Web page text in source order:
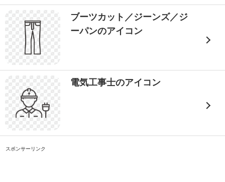
ブーツカット／ジーンズ／ジ
ーパンのアイコン
電気工事士のアイコン
スポンサーリンク